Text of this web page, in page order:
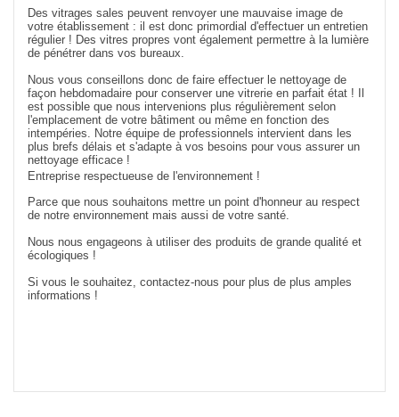
Des vitrages sales peuvent renvoyer une mauvaise image de
votre établissement : il est donc primordial d'effectuer un entretien
régulier ! Des vitres propres vont également permettre à la lumière
de pénétrer dans vos bureaux.
Nous vous conseillons donc de faire effectuer le nettoyage de
façon hebdomadaire pour conserver une vitrerie en parfait état ! Il
est possible que nous intervenions plus régulièrement selon
l'emplacement de votre bâtiment ou même en fonction des
intempéries. Notre équipe de professionnels intervient dans les
plus brefs délais et s'adapte à vos besoins pour vous assurer un
nettoyage efficace !
Entreprise respectueuse de l'environnement !
Parce que nous souhaitons mettre un point d'honneur au respect
de notre environnement mais aussi de votre santé.
Nous nous engageons à utiliser des produits de grande qualité et
écologiques !
Si vous le souhaitez, contactez-nous pour plus de plus amples
informations !